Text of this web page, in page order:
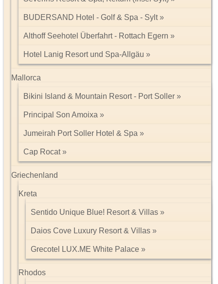
BUDERSAND Hotel - Golf & Spa - Sylt
Althoff Seehotel Überfahrt - Rottach Egern
Hotel Lanig Resort und Spa-Allgäu
Mallorca
Bikini Island & Mountain Resort - Port Soller
Principal Son Amoixa
Jumeirah Port Soller Hotel & Spa
Cap Rocat
Griechenland
Kreta
Sentido Unique Blue! Resort & Villas
Daios Cove Luxury Resort & Villas
Grecotel LUX.ME White Palace
Rhodos
Honeymoon:Hochzeitsreisende erhalten ein mit Blumen
dekoriertes Zimmer, eine Flasche Wein und einen Kuchen. Bei
Buchung ab 7 zusammenhängenden Nächten ebenfalls eine
Aromatherapie (90 Minuten) pro Paar und Aufenthalt sowie 15%
Ermäßigung auf Spa-Anwendungen und à-la-carte-Speisen im „La
Aranya“ Restaurant. Ein Buchungsvermerk ist erforderlich und eine
Kopie der Heiratsurkunde bei Ankunft dem Hotel vorzulegen.
Impressum/Kontakt
Datenschutz